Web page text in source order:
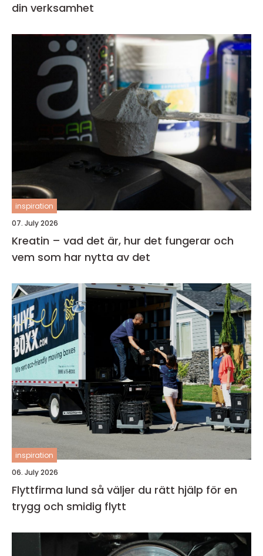
din verksamhet
inspiration
07. July 2026
Kreatin – vad det är, hur det fungerar och
vem som har nytta av det
inspiration
06. July 2026
Flyttfirma lund så väljer du rätt hjälp för en
trygg och smidig flytt